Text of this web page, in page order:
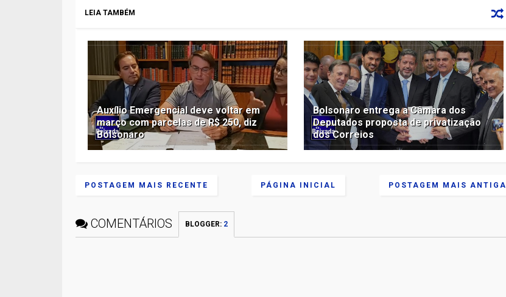
LEIA TAMBÉM
Auxílio Emergencial deve voltar em
março com parcelas de R$ 250, diz
Bolsonaro
Bolsonaro entrega a Câmara dos
Deputados proposta de privatização
dos Correios
POSTAGEM MAIS RECENTE POSTAGEM MAIS ANTIGA
PÁGINA INICIAL
COMENTÁRIOS BLOGGER: 2